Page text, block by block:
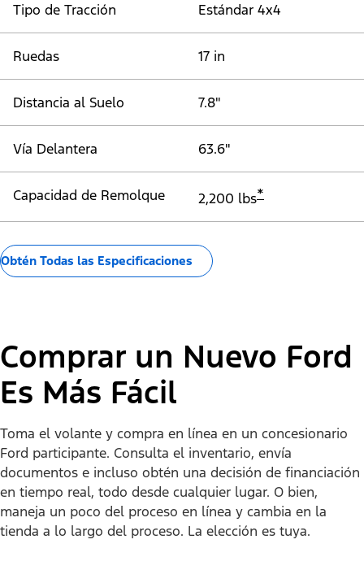
Tipo de Tracción Estándar 4x4
Ruedas 17 in
Distancia al Suelo 7.8"
Vía Delantera 63.6"
Capacidad de Remolque 2,200 lbs*
Obtén Todas las Especificaciones
Comprar un Nuevo Ford
Es Más Fácil
Toma el volante y compra en línea en un concesionario
Ford participante. Consulta el inventario, envía
documentos e incluso obtén una decisión de financiación
en tiempo real, todo desde cualquier lugar. O bien,
maneja un poco del proceso en línea y cambia en la
tienda a lo largo del proceso. La elección es tuya.